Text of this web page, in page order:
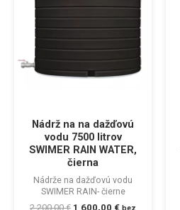
Nádrž na na dažďovú
vodu 7500 litrov
SWIMER RAIN WATER,
čierna
Nádrže na dažďovú vodu
SWIMER RAIN- čierne
2 200,00€ 1 600,00 € bez